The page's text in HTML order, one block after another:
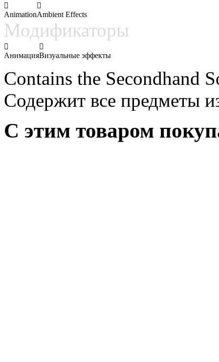
AnimationAmbient Effects
Модификаторы
АнимацияВизуальные эффекты
Contains the Secondhand
Содержит все предметы
С этим товаром